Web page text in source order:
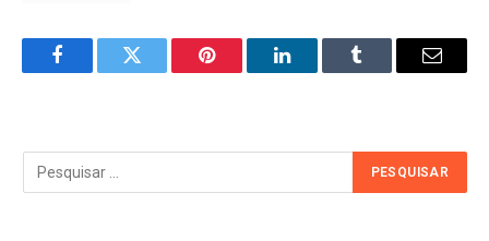
FacebookTwitter Pinterest LinkedInTumblr Email